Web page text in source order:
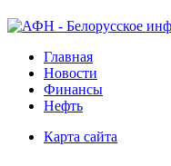
Главная
Новости
Финансы
Нефть
Карта сайта